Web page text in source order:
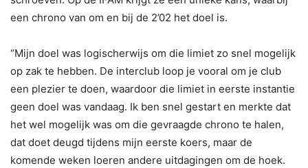
een chrono van om en bij de 2’02 het doel is.
“Mijn doel was logischerwijs om die limiet zo snel mogelijk
op zak te hebben. De interclub loop je vooral om je club
een plezier te doen, waardoor die limiet in eerste instantie
geen doel was vandaag. Ik ben snel gestart en merkte dat
het wel mogelijk was om die gevraagde chrono te halen,
dat doet deugd tijdens mijn eerste koers, maar de
komende weken loeren andere uitdagingen om de hoek.